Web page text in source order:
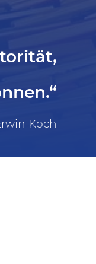
Koch